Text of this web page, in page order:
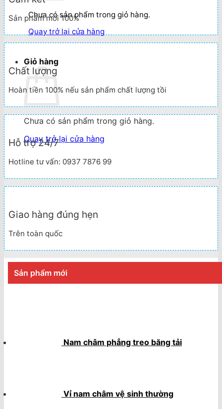
Chưa có sản phẩm trong giỏ hàng.
Quay trở lại cửa hàng
Giỏ hàng
Chưa có sản phẩm trong giỏ hàng.
Quay trở lại cửa hàng
Sản phẩm mới 100%
Chất lượng
Hoàn tiền 100% nếu sản phẩm chất lượng tồi
Hỗ trợ 24/7
Hotline tư vấn: 0937 7876 99
Giao hàng đúng hẹn
Trên toàn quốc
Sản phẩm mới
Nam châm phẳng treo băng tải
Vỉ nam châm vệ sinh thường